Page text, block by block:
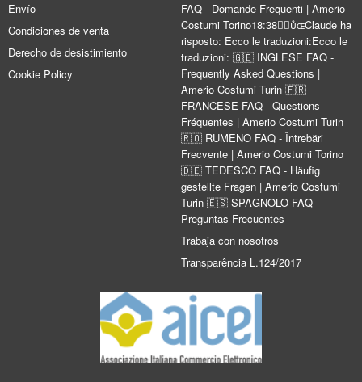
Envío
Condiciones de venta
Derecho de desistimiento
Cookie Policy
FAQ - Domande Frequenti | Amerio
Costumi Torino18:38Claude ha
risposto: Ecco le traduzioni:Ecco le
traduzioni: 🇬🇧 INGLESE FAQ -
Frequently Asked Questions |
Amerio Costumi Turin 🇫🇷
FRANCESE FAQ - Questions
Fréquentes | Amerio Costumi Turin
🇷🇴 RUMENO FAQ - Întrebări
Frecvente | Amerio Costumi Torino
🇩🇪 TEDESCO FAQ - Häufig
gestellte Fragen | Amerio Costumi
Turin 🇪🇸 SPAGNOLO FAQ -
Preguntas Frecuentes
Trabaja con nosotros
Transparência L.124/2017